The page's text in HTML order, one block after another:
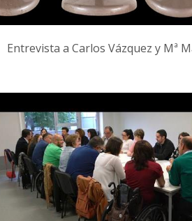
Entrevista a Carlos Vázquez y Mª